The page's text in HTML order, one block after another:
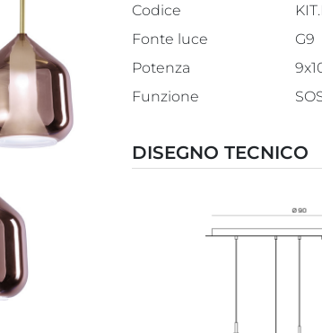
Codice
Fonte luce
G9
Potenza
Funzione
DISEGNO TECNICO